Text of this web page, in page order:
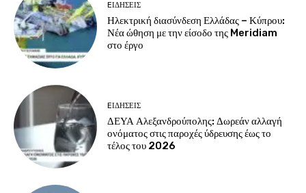
EΙΔΗΣΕΙΣ
Ηλεκτρική διασύνδεση Ελλάδας – Κύπρου:
Νέα ώθηση με την είσοδο της Meridiam
στο έργο
EΙΔΗΣΕΙΣ
ΔΕΥΑ Αλεξανδρούπολης: Δωρεάν αλλαγή
ονόματος στις παροχές ύδρευσης έως το
τέλος του 2026